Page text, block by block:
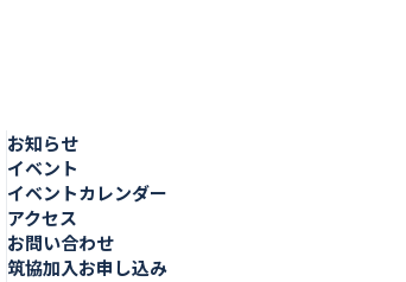
お知らせ
イベント
イベントカレンダー
アクセス
お問い合わせ
筑協加入お申し込み